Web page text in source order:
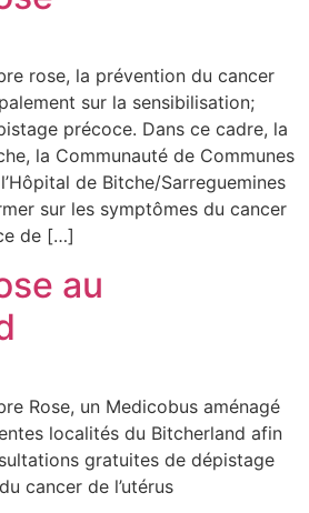
rose, la prévention du cancer
sur la sensibilisation;
précoce. Dans ce cadre, la
la Communauté de Communes
de Bitche/Sarreguemines
sur les symptômes du cancer
de […]
au
Rose, un Medicobus aménagé
localités du Bitcherland afin
gratuites de dépistage
cancer de l’utérus